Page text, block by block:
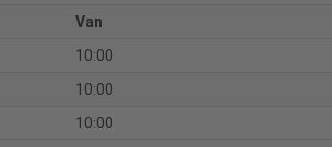
Van
10:00
10:00
10:00